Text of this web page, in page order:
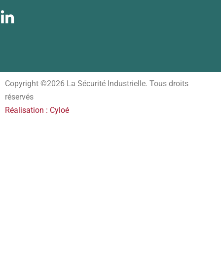
Copyright ©2026 La Sécurité Industrielle. Tous droits
réservés
Réalisation : Cyloé